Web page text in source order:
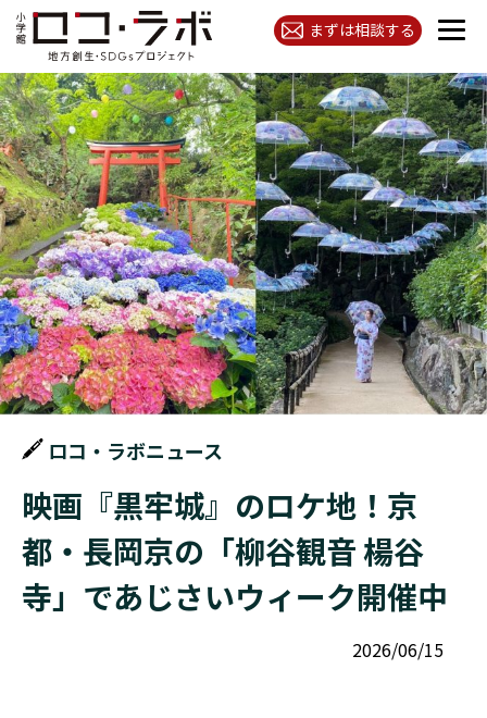
まずは相談する
ロコ・ラボニュース
映画『黒牢城』のロケ地！京
都・長岡京の「柳谷観音 楊谷
寺」であじさいウィーク開催中
2026/06/15